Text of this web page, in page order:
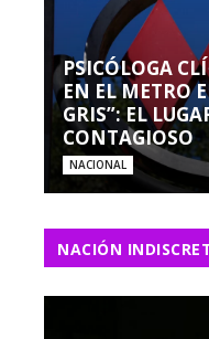
PSICÓLOGA
EN EL METRO
GRIS”: EL
CONTAGIOSO
NACIONAL
NACIÓN